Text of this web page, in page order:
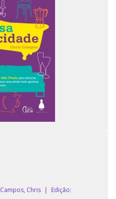
Campos, Chris |
Edição: